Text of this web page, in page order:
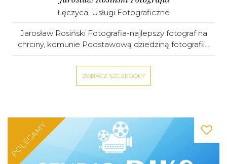
Łęczyca, Usługi Fotograficzne
Jarosław Rosiński Fotografia-najlepszy fotograf na
chrciny, komunie Podstawową dziedziną fotografii...
ZOBACZ SZCZEGÓŁY
POLECAMY